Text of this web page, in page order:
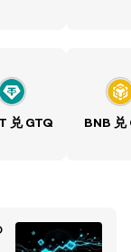
兑 GTQ BNB 兑